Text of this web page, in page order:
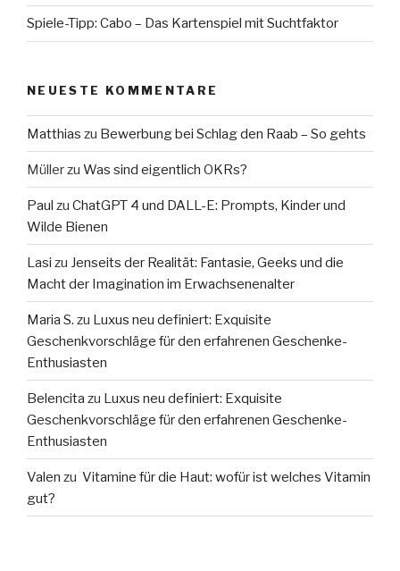
Spiele-Tipp: Cabo – Das Kartenspiel mit Suchtfaktor
NEUESTE KOMMENTARE
Matthias zu Bewerbung bei Schlag den Raab – So gehts
Müllerzu Was sind eigentlich OKRs?
Paul zu ChatGPT 4 und DALL-E: Prompts, Kinder und
Wilde Bienen
Lasi zu Jenseits der Realität: Fantasie, Geeks und die
Macht der Imagination im Erwachsenenalter
Maria S. zu Luxus neu definiert: Exquisite
Geschenkvorschläge für den erfahrenen Geschenke-
Enthusiasten
Belencita zu Luxus neu definiert: Exquisite
Geschenkvorschläge für den erfahrenen Geschenke-
Enthusiasten
Valen zu Vitamine für die Haut: wofür ist welches Vitamin
gut?